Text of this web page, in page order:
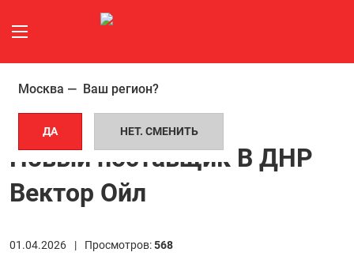
Москва — Ваш регион?
ДА НЕТ. СМЕНИТЬ
ГЛАВНАЯ СТРАНИЦА
НОВОСТИ
Новый поставщик В ДНР
Вектор Ойл
01.04.2026 | Просмотров:568